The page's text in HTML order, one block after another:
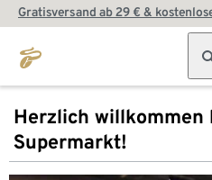
Gratisversand ab 29 € &
Herzlich willkommen
Supermarkt!